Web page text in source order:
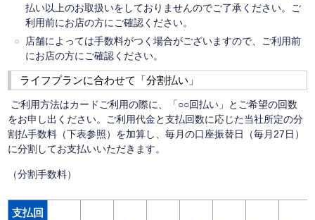
払い以上のお取扱いをしておりませんのでご了承ください。ご
利用前にお店の方にご確認ください。
店舗によっては手数料がつく場合がございますので、ご利用前
にお店の方にご確認ください。
ライフプランに合わせて「分割払い」
ご利用方法はカードご利用の際に、「○○回払い」とご希望の回数
をお申し出ください。ご利用代金と支払回数に応じた当社所定の分
割払手数料（下表参照）を加算し、毎月の口座振替日（毎月27日）
に分割してお支払いいただきます。
（分割手数料）
支払回